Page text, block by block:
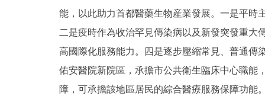
能，以此助力首都醫藥生物産業發展。一是平時
二是疫時作為收治罕見傳染病以及新發突發重
高國際化服務能力。四是逐步壓縮常見、普通傳
佑安醫院新院區，承擔市公共衛生臨床中心職能
障，可承擔該地區居民的綜合醫療服務保障功能